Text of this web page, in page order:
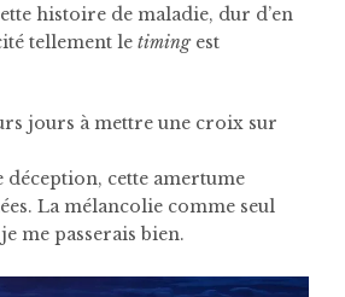
histoire de maladie, dur d’en
tellement le timingest
jours à mettre une croix sur
déception, cette amertume
La mélancolie comme seul
me passerais bien.